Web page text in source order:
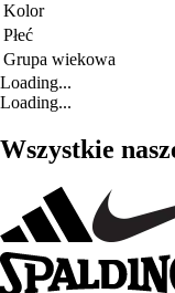
Kolor
Płeć
Grupa wiekowa
Loading...
Loading...
Wszystkie